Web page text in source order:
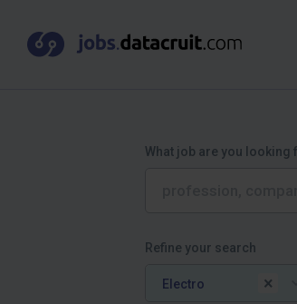
What job are you looking
Refine your search
×
Electro